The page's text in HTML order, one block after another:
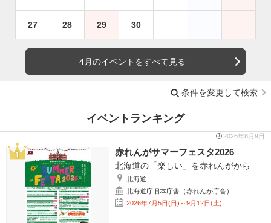
27 28 29 30
4月のイベントをすべて見る
条件を変更して検索
イベントランキング
2026年8月9日
赤れんがサマーフェスタ2026
北海道の「楽しい」を赤れんがから
北海道
北海道庁旧本庁舎（赤れんが庁舎）
2026年7月5日(日)～9月12日(土)